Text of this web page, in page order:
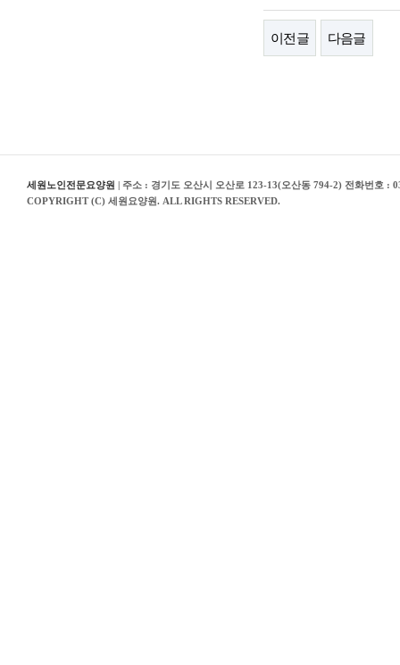
이전글 다음글
세원노인전문요양원 | 주소 : 경기도 오산시 오산로 123-13(오산동 794-2) 전화번호 :
COPYRIGHT (C) 세원요양원. ALL RIGHTS RESERVED.